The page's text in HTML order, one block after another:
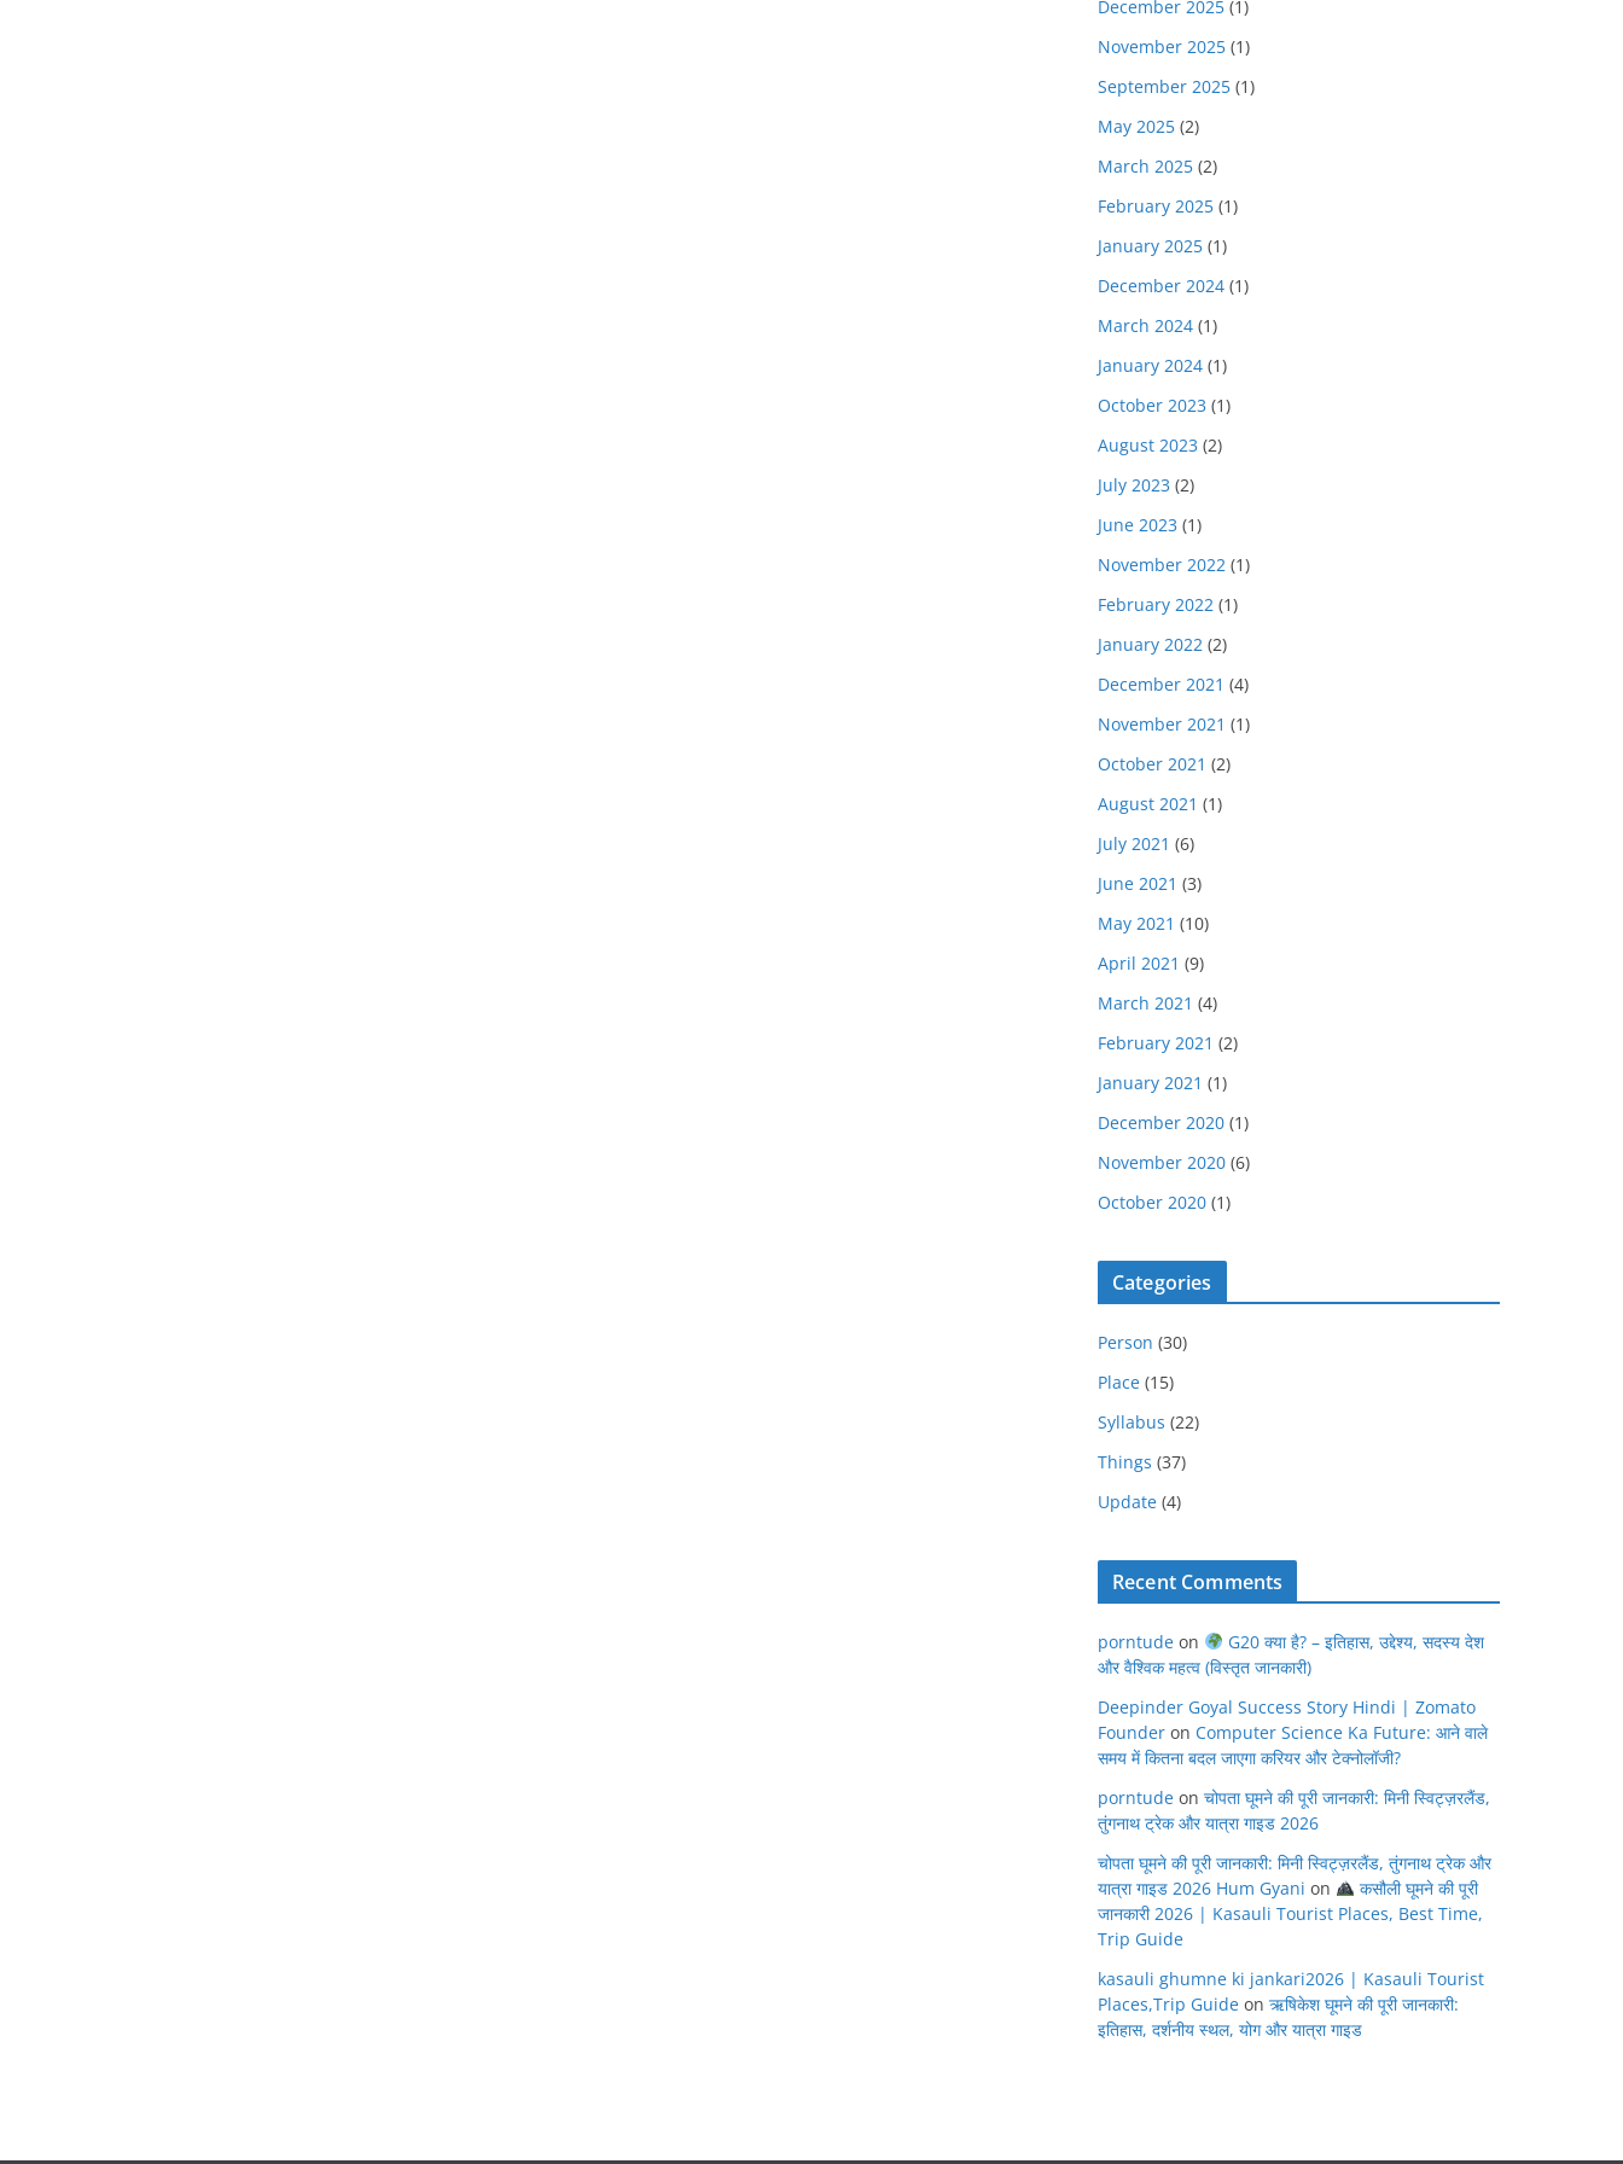
December 2025 (1)
November 2025 (1)
September 2025 (1)
May 2025 (2)
March 2025 (2)
February 2025 (1)
January 2025 (1)
December 2024 (1)
March 2024 (1)
January 2024 (1)
October 2023 (1)
August 2023 (2)
July 2023 (2)
June 2023 (1)
November 2022 (1)
February 2022 (1)
January 2022 (2)
December 2021 (4)
November 2021 (1)
October 2021 (2)
August 2021 (1)
July 2021 (6)
June 2021 (3)
May 2021 (10)
April 2021 (9)
March 2021 (4)
February 2021 (2)
January 2021 (1)
December 2020 (1)
November 2020 (6)
October 2020 (1)
Categories
Person (30)
Place (15)
Syllabus (22)
Things (37)
Update (4)
Recent Comments
porntude on
G20 क्या है? – इतिहास, उद्देश्य, सदस्य देश
और वैश्विक महत्व (विस्तृत जानकारी)
Deepinder Goyal Success Story Hindi | Zomato
Founder on Computer Science Ka Future: आने वाले
समय में कितना बदल जाएगा करियर और टेक्नोलॉजी?
porntude on चोपता घूमने की पूरी जानकारी: मिनी स्विट्ज़रलैंड,
तुंगनाथ ट्रेक और यात्रा गाइड 2026
चोपता घूमने की पूरी जानकारी: मिनी स्विट्ज़रलैंड, तुंगनाथ ट्रेक और
यात्रा गाइड 2026 Hum Gyani on
कसौली घूमने की पूरी
जानकारी 2026 | Kasauli Tourist Places, Best Time,
Trip Guide
kasauli ghumne ki jankari2026 | Kasauli Tourist
Places,Trip Guide on ऋषिकेश घूमने की पूरी जानकारी:
इतिहास, दर्शनीय स्थल, योग और यात्रा गाइड